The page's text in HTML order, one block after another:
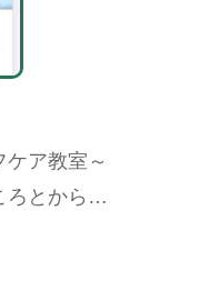
ア教室～
ろとからだ